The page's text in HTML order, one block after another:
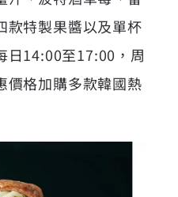
款特製果醬以及單杯
日14:00至17:00，周
價格加購多款韓國熱